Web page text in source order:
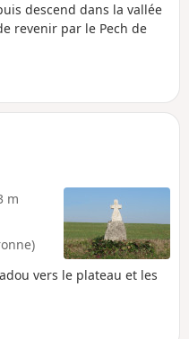
descend dans la vallée
revenir par le Pech de
m
vers le plateau et les